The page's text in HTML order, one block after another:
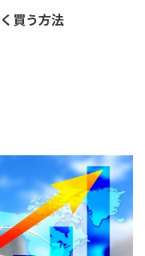
買う方法